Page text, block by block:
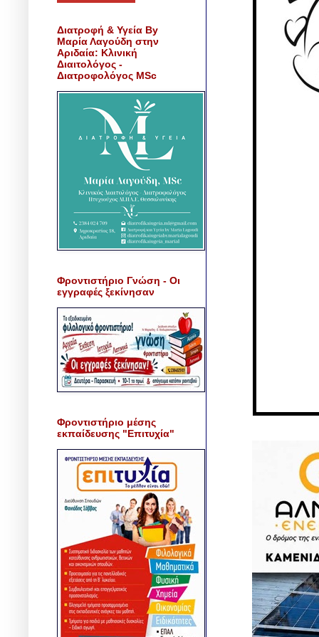
Διατροφή & Υγεία By
Μαρία Λαγούδη στην
Αριδαία: Κλινική
Διαιτολόγος -
Διατροφολόγος MSc
Φροντιστήριο Γνώση - Οι
εγγραφές ξεκίνησαν
Φροντιστήριο μέσης
εκπαίδευσης "Επιτυχία"